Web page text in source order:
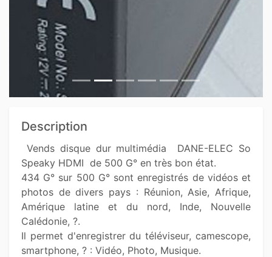
Description
Speaky HDMI  de 500 G° en très bon état.
434 G° sur 500 G° sont enregistrés de vidéos et
photos de divers pays : Réunion, Asie, Afrique,
Amérique latine et du nord, Inde, Nouvelle
Calédonie, ?.
Il permet d'enregistrer du téléviseur, camescope,
smartphone, ? : Vidéo, Photo, Musique.